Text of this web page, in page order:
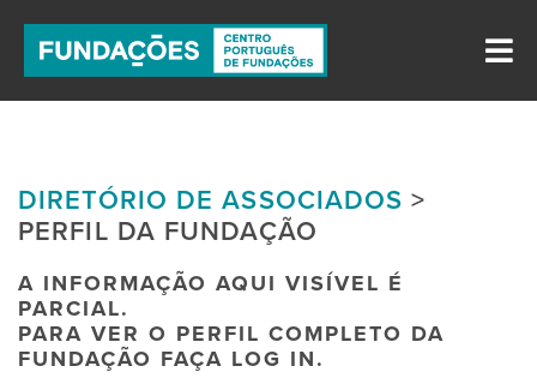
DIRETÓRIO DE ASSOCIADOS >
PERFIL DA FUNDAÇÃO
A INFORMAÇÃO AQUI VISÍVEL É
PARCIAL.
PARA VER O PERFIL COMPLETO DA
FUNDAÇÃO FAÇA LOG IN.